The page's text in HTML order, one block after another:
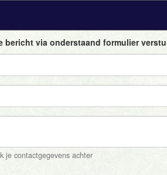
bericht via onderstaand formulier
je contactgegevens achter